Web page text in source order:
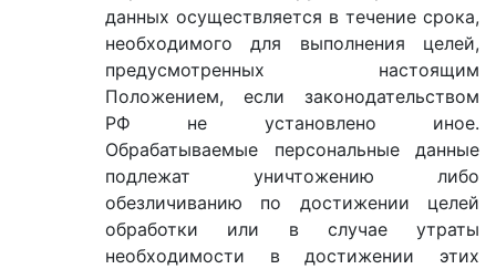
данных осуществляется в течение срока,
необходимого для выполнения целей,
предусмотренных настоящим
Положением, если законодательством
РФ не установлено иное.
Обрабатываемые персональные данные
подлежат уничтожению либо
обезличиванию по достижении целей
обработки или в случае утраты
необходимости в достижении этих